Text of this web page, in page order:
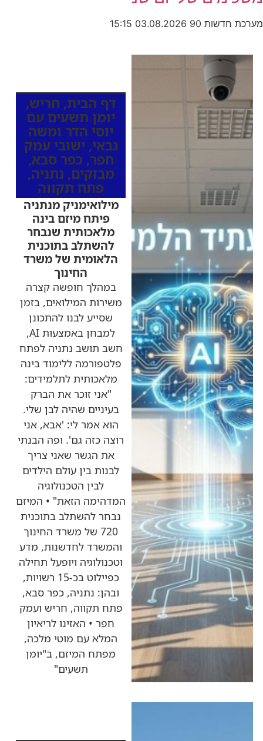
מערכת חדשות 90 03.08.2026
15:15
דף הבית, חריש,
יומן תשעים עם
יוסי הדר ומשה
גבאי, ישובי עמק
חפר, כפר סבא,
מבזקים, נתניה,
פתח תקווה
מילואימניק מנתניה
פיתח מיזם בינה
מלאכותית שנבחר
להשתלב בתוכנית
הלאומית של משרד
החינוך
במהלך חופשה קצרה
משירות המילואים, בזמן
שסייע לבנו להתכונן
למבחן באמצעות AI,
חשב תושב נתניה לפתח
פלטפורמה ללימוד בינה
מלאכותית לתלמידים:
"אני זוכר את הברק
בעיניים שהיה לבן שלי.
הוא אמר לי: 'אבא, אני
רוצה כזה גם'. ופה הבנתי
את הגשר שאני צריך
לבנות בין עולם הילדים
לבין הטכנולוגיה
המדהימה הזאת" • המיזם
נבחר להשתלב בתוכנית
720 של משרד החינוך
והמשרד לחדשנות, מדע
וטכנולוגיה ויופעל תחילה
כפיילוט בכ-15 רשויות,
ובהן: נתניה, כפר סבא,
פתח תקווה, חריש ועמק
חפר • האזינו לריאיון
המלא עם מוטי מלכה,
מפתח המיזם, ב"יומן
תשעים"